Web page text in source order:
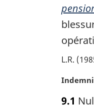
e
m
a
r
i
a
l
L.R.
N
t
9.1